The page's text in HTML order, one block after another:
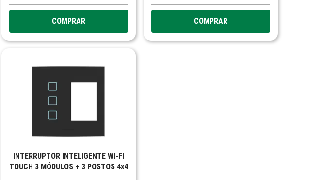
COMPRAR COMPRAR
INTERRUPTOR INTELIGENTE WI-FI
TOUCH 3 MÓDULOS + 3 POSTOS 4x4